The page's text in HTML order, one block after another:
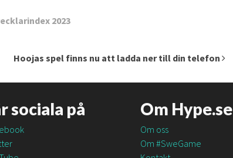
2023
Hoojas spel finns nu att ladda ner till din telefon
sociala på Om Hype.se
Om oss
Om #SweGame